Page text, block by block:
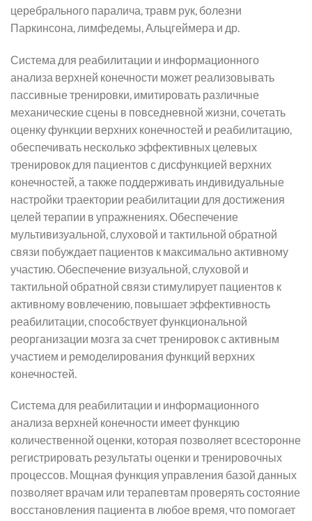
церебрального паралича, травм рук, болезни
Паркинсона, лимфедемы, Альцгеймера и др.
Система для реабилитации и информационного
анализа верхней конечности может реализовывать
пассивные тренировки, имитировать различные
механические сцены в повседневной жизни, сочетать
оценку функции верхних конечностей и реабилитацию,
обеспечивать несколько эффективных целевых
тренировок для пациентов с дисфункцией верхних
конечностей, а также поддерживать индивидуальные
настройки траектории реабилитации для достижения
целей терапии в упражнениях. Обеспечение
мультивизуальной, слуховой и тактильной обратной
связи побуждает пациентов к максимально активному
участию. Обеспечение визуальной, слуховой и
тактильной обратной связи стимулирует пациентов к
активному вовлечению, повышает эффективность
реабилитации, способствует функциональной
реорганизации мозга за счет тренировок с активным
участием и ремоделирования функций верхних
конечностей.
Система для реабилитации и информационного
анализа верхней конечности имеет функцию
количественной оценки, которая позволяет всесторонне
регистрировать результаты оценки и тренировочных
процессов. Мощная функция управления базой данных
позволяет врачам или терапевтам проверять состояние
восстановления пациента в любое время, что помогает